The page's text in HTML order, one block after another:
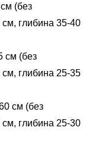
см (без
глибина 35-40
см (без
глибина 25-35
см (без
глибина 25-30